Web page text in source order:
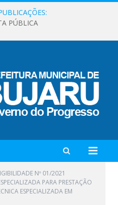
PÚBLICA
Nº 01/2021
PARA PRESTAÇÃO
ESPECIALIZADA EM